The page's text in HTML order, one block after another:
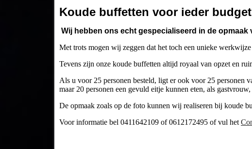
Koude buffetten voor ieder
Wij hebben ons echt gespecialiseerd in de opmaak
Met trots mogen wij zeggen dat het toch een unieke
Tevens zijn onze koude buffetten altijd royaal van opzet en
Als u voor 25 personen besteld, ligt er ook voor 25 personen
maar 20 personen een gevuld eitje kunnen eten, als
De opmaak zoals op de foto kunnen wij realiseren bij koude
Voor informatie bel 0411642109 of 0612172495 of vul het